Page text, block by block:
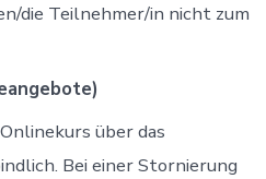
die Teilnehmer/in nicht zum
über das
Bei einer Stornierung